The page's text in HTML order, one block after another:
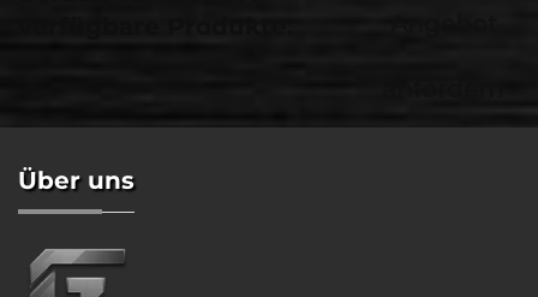
Über uns